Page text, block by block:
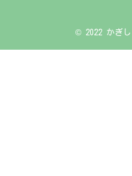
© 2022 かぎ